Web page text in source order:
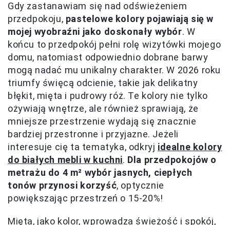
Gdy zastanawiam się nad odświeżeniem
przedpokoju, pastelowe kolory pojawiają się w
mojej wyobraźni jako doskonały wybór. W
końcu to przedpokój pełni rolę wizytówki mojego
domu, natomiast odpowiednio dobrane barwy
mogą nadać mu unikalny charakter. W 2026 roku
triumfy święcą odcienie, takie jak delikatny
błękit, mięta i pudrowy róż. Te kolory nie tylko
ożywiają wnętrze, ale również sprawiają, że
mniejsze przestrzenie wydają się znacznie
bardziej przestronne i przyjazne. Jeżeli
interesuje cię ta tematyka, odkryj idealne kolory
do białych mebli w kuchni. Dla przedpokojów o
metrażu do 4 m² wybór jasnych, ciepłych
tonów przynosi korzyść, optycznie
powiększając przestrzeń o 15-20%!
Mięta, jako kolor, wprowadza świeżość i spokój,